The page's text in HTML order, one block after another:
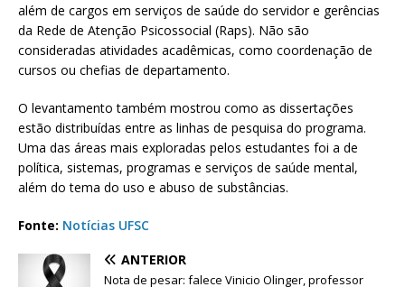
além de cargos em serviços de saúde do servidor e gerências
da Rede de Atenção Psicossocial (Raps). Não são
consideradas atividades acadêmicas, como coordenação de
cursos ou chefias de departamento.
O levantamento também mostrou como as dissertações
estão distribuídas entre as linhas de pesquisa do programa.
Uma das áreas mais exploradas pelos estudantes foi a de
política, sistemas, programas e serviços de saúde mental,
além do tema do uso e abuso de substâncias.
Fonte: Notícias UFSC
ANTERIOR
Nota de pesar: falece Vinicio Olinger, professor